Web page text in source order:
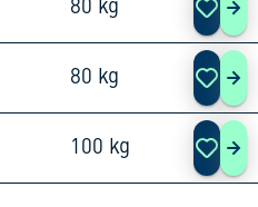
80 kg 5
80 kg 5 T
100 kg 5 T